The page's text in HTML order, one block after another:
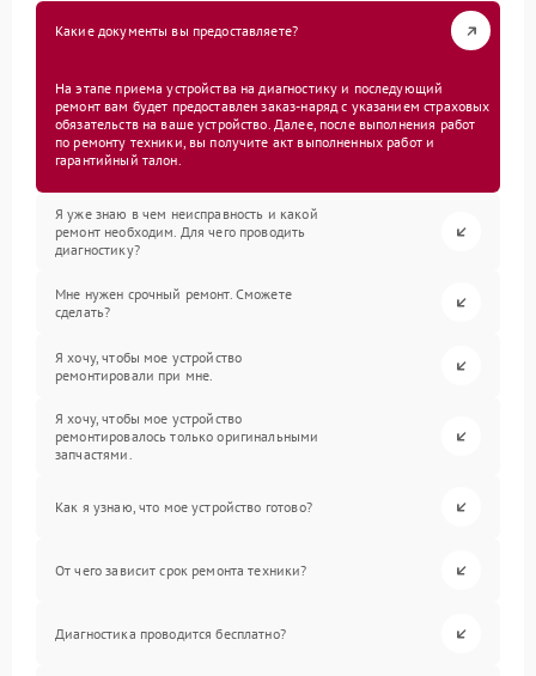
Какие документы вы предоставляете?
На этапе приема устройства на диагностику и последующий
ремонт вам будет предоставлен заказ-наряд с указанием страховых
обязательств на ваше устройство. Далее, после выполнения работ
по ремонту техники, вы получите акт выполненных работ и
гарантийный талон.
Я уже знаю в чем неисправность и какой
ремонт необходим. Для чего проводить
диагностику?
Мне нужен срочный ремонт. Сможете
сделать?
Я хочу, чтобы мое устройство
ремонтировали при мне.
Я хочу, чтобы мое устройство
ремонтировалось только оригинальными
запчастями.
Как я узнаю, что мое устройство готово?
От чего зависит срок ремонта техники?
Диагностика проводится бесплатно?